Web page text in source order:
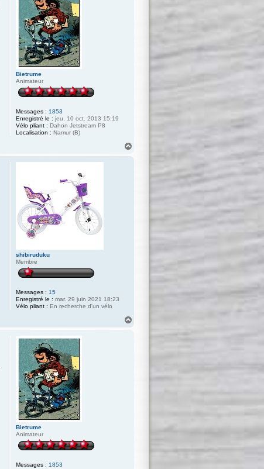
Bietrume
Animateur
Messages : 1853
Enregistré le : jeu. 10 oct. 2013 15:19
Vélo pliant : Dahon Jetstream P8
Localisation : Namur (B)
shibiruduku
Membre
Messages : 15
Enregistré le : mar. 29 juin 2021 18:23
Vélo pliant : En recherche d'un vélo
Bietrume
Animateur
Messages : 1853